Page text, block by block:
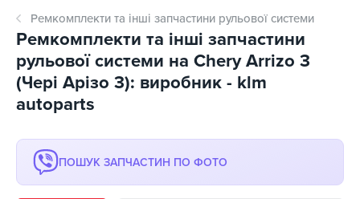
Ремкомплекти та інші запчастини рульової системи
Ремкомплекти та інші запчастини
рульової системи на Chery Arrizo 3
(Чері Арізо 3): виробник - klm
autoparts
ПОШУК ЗАПЧАСТИН ПО ФОТО